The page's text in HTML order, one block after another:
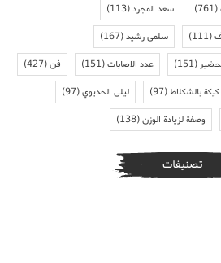
(761) سعد المجرد(113)
(111) سلمى رشيد(167)
(151) عدد الاصابات(151) فن(427)
كيكة بالشكلاط(97) ليلى الحديوي(97)
وصفة لزيادة الوزن(138)
تصنيفات